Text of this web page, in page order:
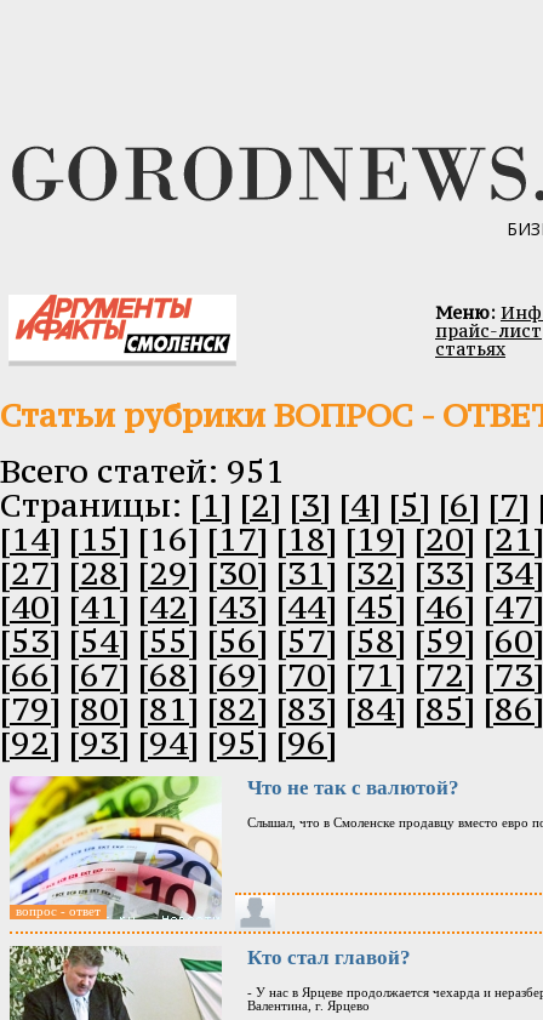
Меню:
прайс-лист
статьях
Статьи рубрики ВОПРОС -
Всего статей: 951
Cтраницы: [1] [2] [3] [4] [5] [6] [7]
[14] [15] [16] [17] [18] [19] [20] [21]
[27] [28] [29] [30] [31] [32] [33] [34]
[40] [41] [42] [43] [44] [45] [46] [47]
[53] [54] [55] [56] [57] [58] [59] [60]
[66] [67] [68] [69] [70] [71] [72] [73]
[79] [80] [81] [82] [83] [84] [85] [86]
[92] [93] [94] [95] [96]
вопрос - ответ
Что не так с валютой?
Слышал, что в Смоленске продавцу вместо евро
Кто стал главой?
- У нас в Ярцеве продолжается чехарда и
Валентина, г. Ярцево